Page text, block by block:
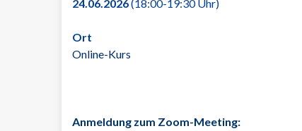
24.06.2026(18:00-19:30 Uhr)
Ort
Online-Kurs
Anmeldung zum Zoom-Meeting: